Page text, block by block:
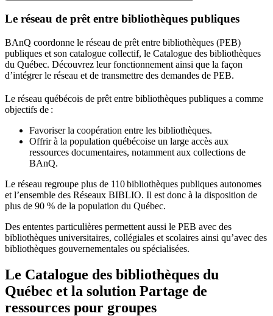
Le réseau de prêt entre bibliothèques publiques
BAnQ coordonne le réseau de prêt entre bibliothèques (PEB)
publiques et son catalogue collectif, le Catalogue des bibliothèques
du Québec. Découvrez leur fonctionnement ainsi que la façon
d’intégrer le réseau et de transmettre des demandes de PEB.
Le réseau québécois de prêt entre bibliothèques publiques a comme
objectifs de :
Favoriser la coopération entre les bibliothèques.
Offrir à la population québécoise un large accès aux
ressources documentaires, notamment aux collections de
BAnQ.
Le réseau regroupe plus de 110bibliothèques publiques autonomes
et l’ensemble des Réseaux BIBLIO. Il est donc à la disposition de
plus de 90 % de la population du Québec.
Des ententes particulières permettent aussi le PEB avec des
bibliothèques universitaires, collégiales et scolaires ainsi qu’avec des
bibliothèques gouvernementales ou spécialisées.
Le Catalogue des bibliothèques du
Québec et la solution Partage de
ressources pour groupes